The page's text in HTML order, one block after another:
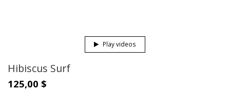
Play videos
Hibiscus Surf
125,00 $